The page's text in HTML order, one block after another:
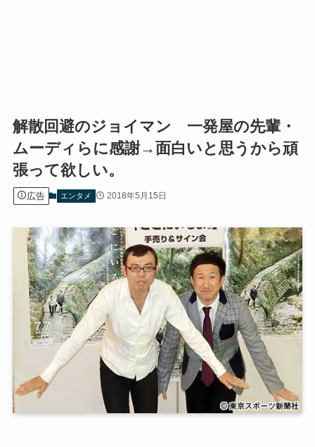
解散回避のジョイマン 一発屋の先輩・
ムーディらに感謝→面白いと思うから頑
張って欲しい。
広告 エンタメ 2018年5月15日